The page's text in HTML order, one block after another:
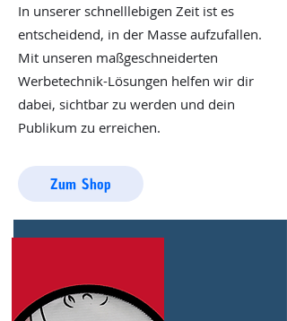
In unserer schnelllebigen Zeit ist es
entscheidend, in der Masse aufzufallen.
Mit unseren maßgeschneiderten
Werbetechnik-Lösungen helfen wir dir
dabei, sichtbar zu werden und dein
Publikum zu erreichen.
Zum Shop